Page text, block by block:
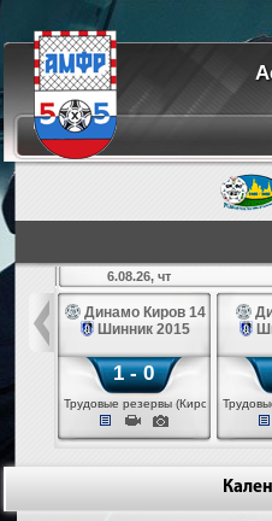
14
6.08.26, чт
Динамо Киров 14
Шинник 2015
1 - 0
Трудовые резервы (Киров)